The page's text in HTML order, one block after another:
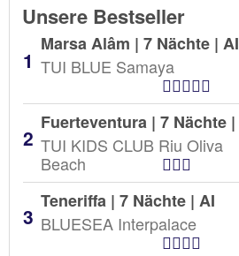
Unsere Bestseller
Marsa Alâm | 7 Nächte | AI
TUI BLUE Samaya
Fuerteventura | 7 Nächte |
TUI KIDS CLUB Riu Oliva
Beach
Teneriffa | 7 Nächte | AI
BLUESEA Interpalace